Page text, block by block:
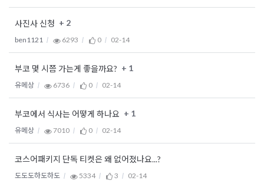
사진사 신청 + 2
ben1121 6293 0 02-14
부코 몇 시쯤 가는게 좋을까요? + 1
유메상 6736 0 02-14
부코에서 식사는 어떻게 하나요 + 1
유메상 7010 0 02-14
코스어패키지 단독 티켓은 왜 없어졌나요...?
도도도하도하도 5334 3 02-14